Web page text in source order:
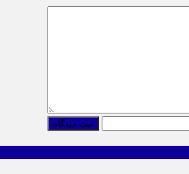
ثبت دیدگاه